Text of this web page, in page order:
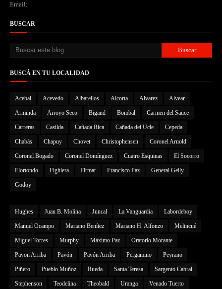
Email:
BUSCAR
BUSCÁ EN TU LOCALIDAD
Acebal Acevedo Albarellos Alcorta Alvarez Alvear
Arminda Arroyo Seco Bigand Bombal Carmen del Sauce
Carreras Casilda Cañada Rica Cañada del Ucle Cepeda
Chabás Chapuy Chovet Christophensen Coronel Arnold
Coronel Bogado Coronel Domínguez Cuatro Esquinas El Socorro
Elortondo Fighiera Firmat Francisco Paz General Gelly
Godoy
Hughes Juan B. Molina Juncal La Vanguardia Labordeboy
Manuel Ocampo Mariano Benítez Mariano H. Alfonzo Melincué
Miguel Torres Murphy Máximo Paz Oratorio Morante
Pavon Arriba Pavón Pavón Arriba Pergamino Peyrano
Piñero Pueblo Muñoz Rueda Santa Teresa Sargento Cabral
Stephenson Teodelina Theobald Uranga Venado Tuerto